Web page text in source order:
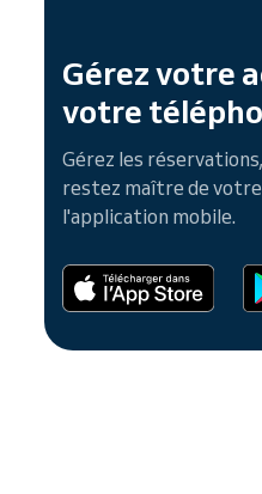
Gérez votre
votre
Gérez les
restez maître de votre
l'application mobile.